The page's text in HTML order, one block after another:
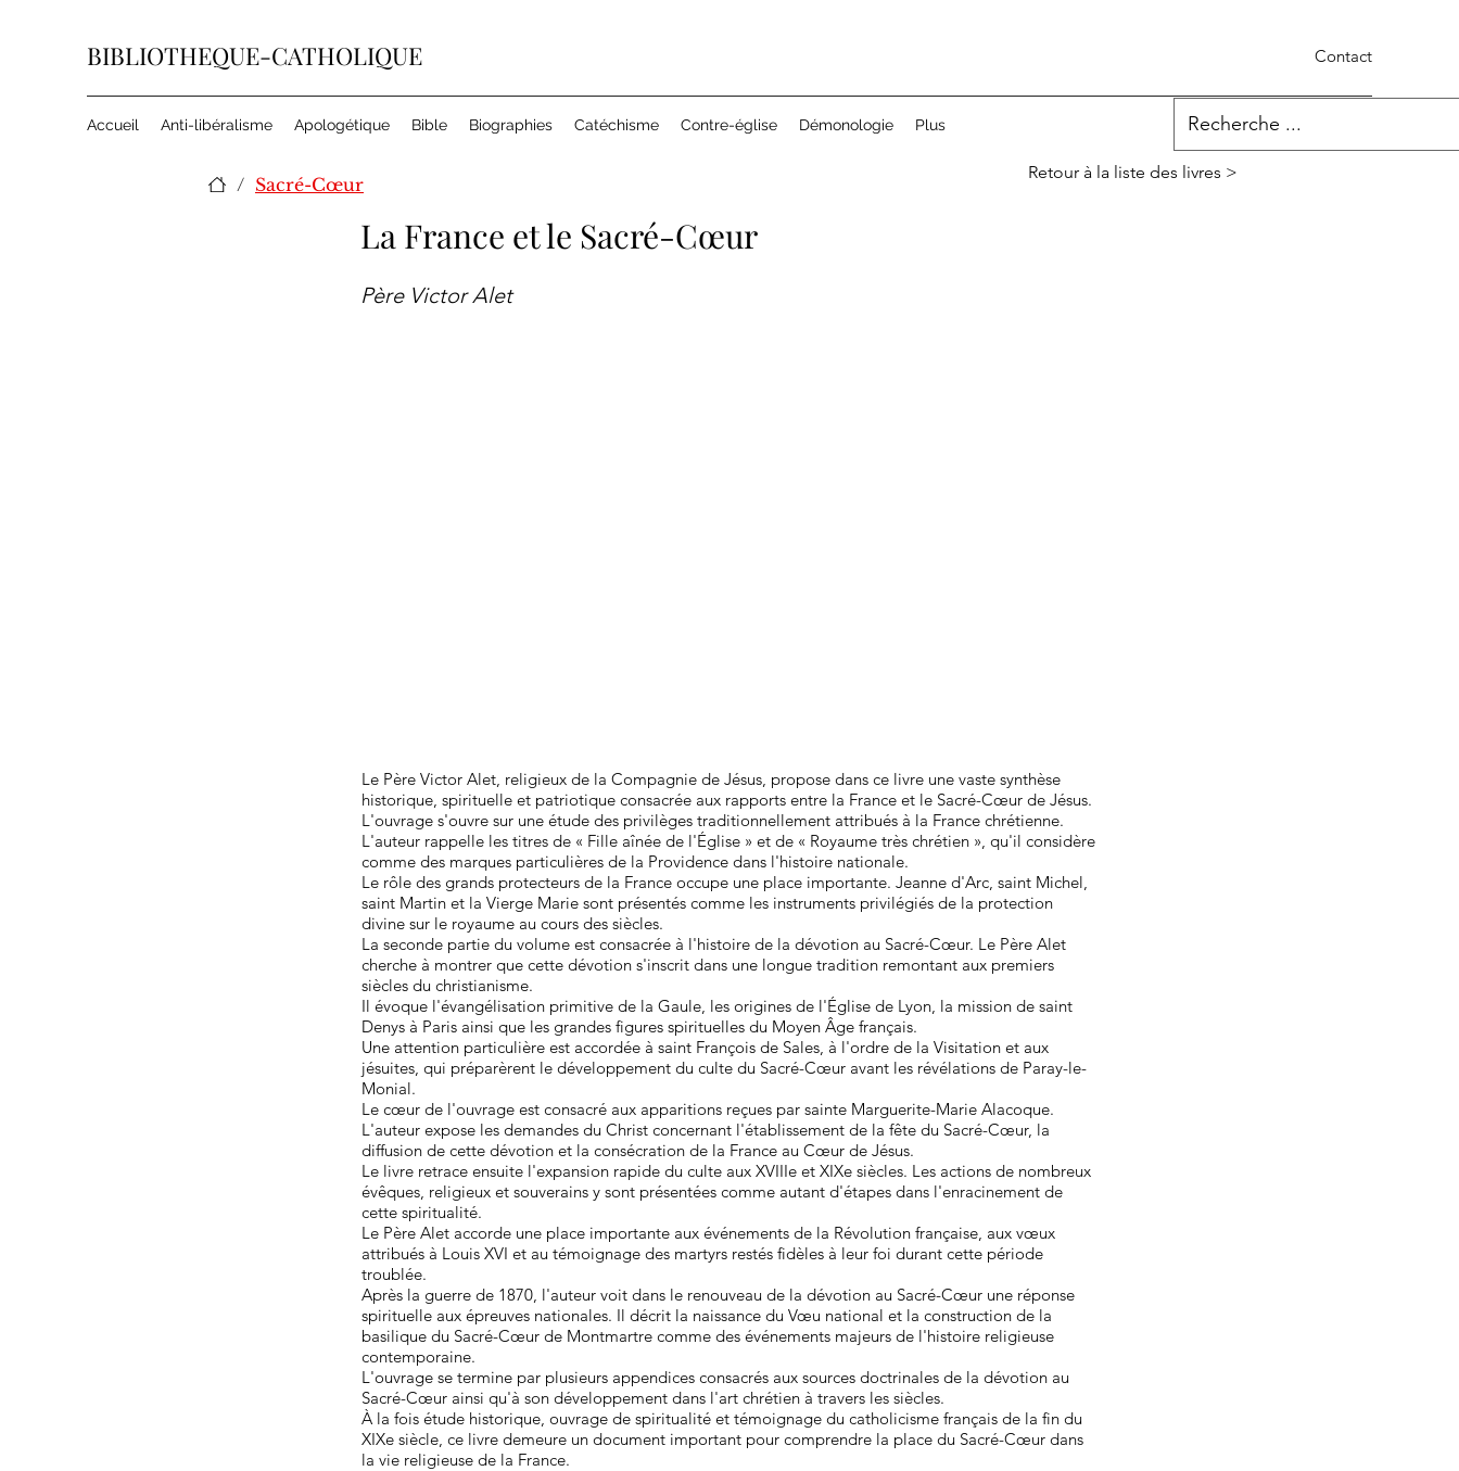
BIBLIOTHEQUE-CATHOLIQUE Contact
Accueil Anti-libéralisme Apologétique Bible Biographies Catéchisme Contre-église Démonologie Plus
/ Sacré-Cœur
Retour à la liste des livres >
La France et le Sacré-Cœur
Père Victor Alet
Le Père Victor Alet, religieux de la Compagnie de Jésus, propose dans ce livre une vaste synthèse
historique, spirituelle et patriotique consacrée aux rapports entre la France et le Sacré-Cœur de Jésus.
L'ouvrage s'ouvre sur une étude des privilèges traditionnellement attribués à la France chrétienne.
L'auteur rappelle les titres de « Fille aînée de l'Église » et de « Royaume très chrétien », qu'il considère
comme des marques particulières de la Providence dans l'histoire nationale.
Le rôle des grands protecteurs de la France occupe une place importante. Jeanne d'Arc, saint Michel,
saint Martin et la Vierge Marie sont présentés comme les instruments privilégiés de la protection
divine sur le royaume au cours des siècles.
La seconde partie du volume est consacrée à l'histoire de la dévotion au Sacré-Cœur. Le Père Alet
cherche à montrer que cette dévotion s'inscrit dans une longue tradition remontant aux premiers
siècles du christianisme.
Il évoque l'évangélisation primitive de la Gaule, les origines de l'Église de Lyon, la mission de saint
Denys à Paris ainsi que les grandes figures spirituelles du Moyen Âge français.
Une attention particulière est accordée à saint François de Sales, à l'ordre de la Visitation et aux
jésuites, qui préparèrent le développement du culte du Sacré-Cœur avant les révélations de Paray-le-
Monial.
Le cœur de l'ouvrage est consacré aux apparitions reçues par sainte Marguerite-Marie Alacoque.
L'auteur expose les demandes du Christ concernant l'établissement de la fête du Sacré-Cœur, la
diffusion de cette dévotion et la consécration de la France au Cœur de Jésus.
Le livre retrace ensuite l'expansion rapide du culte aux XVIIIe et XIXe siècles. Les actions de nombreux
évêques, religieux et souverains y sont présentées comme autant d'étapes dans l'enracinement de
cette spiritualité.
Le Père Alet accorde une place importante aux événements de la Révolution française, aux vœux
attribués à Louis XVI et au témoignage des martyrs restés fidèles à leur foi durant cette période
troublée.
Après la guerre de 1870, l'auteur voit dans le renouveau de la dévotion au Sacré-Cœur une réponse
spirituelle aux épreuves nationales. Il décrit la naissance du Vœu national et la construction de la
basilique du Sacré-Cœur de Montmartre comme des événements majeurs de l'histoire religieuse
contemporaine.
L'ouvrage se termine par plusieurs appendices consacrés aux sources doctrinales de la dévotion au
Sacré-Cœur ainsi qu'à son développement dans l'art chrétien à travers les siècles.
À la fois étude historique, ouvrage de spiritualité et témoignage du catholicisme français de la fin du
XIXe siècle, ce livre demeure un document important pour comprendre la place du Sacré-Cœur dans
la vie religieuse de la France.